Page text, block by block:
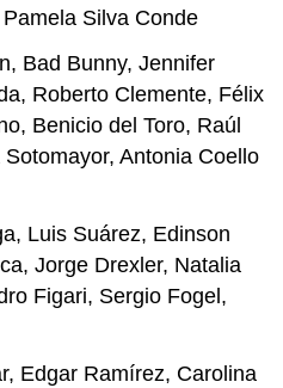
Silva Conde
Bad Bunny, Jennifer
Roberto Clemente, Félix
Benicio del Toro, Raúl
Antonia Coello
Luis Suárez, Edinson
Jorge Drexler, Natalia
Figari, Sergio Fogel,
Edgar Ramírez, Carolina